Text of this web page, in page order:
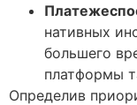
нативных
большего
платформы
Определив